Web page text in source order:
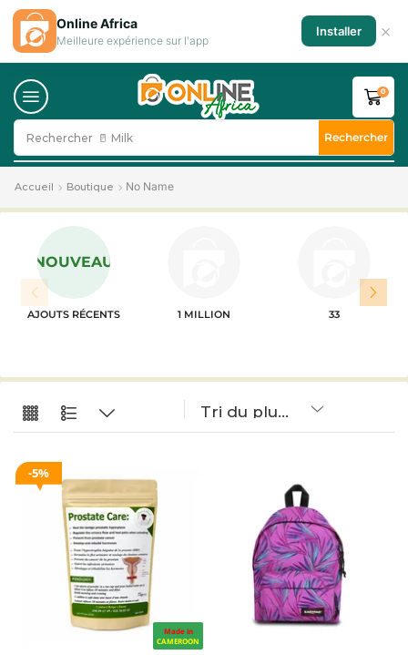
Rechercher 🥛 Milk Rechercher
0
Accueil Boutique No Name
NOUVEAU
AJOUTS RÉCENTS 1 MILLION 33
5%
Made in
CAMEROON
Online Africa
Meilleure expérience sur l'app
Installer ×